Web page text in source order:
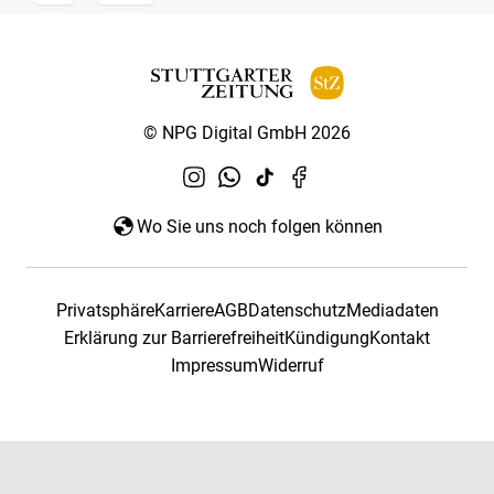
© NPG Digital GmbH 2026
Wo Sie uns noch folgen können
PrivatsphäreKarriereAGBDatenschutzMediadaten
Erklärung zur BarrierefreiheitKündigungKontakt
ImpressumWiderruf